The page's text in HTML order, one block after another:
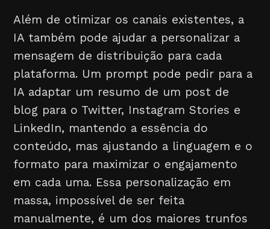
Além de otimizar os canais existentes, a
IA também pode ajudar a personalizar a
mensagem de distribuição para cada
plataforma. Um prompt pode pedir para a
IA adaptar um resumo de um post de
blog para o Twitter, Instagram Stories e
LinkedIn, mantendo a essência do
conteúdo, mas ajustando a linguagem e o
formato para maximizar o engajamento
em cada uma. Essa personalização em
massa, impossível de ser feita
manualmente, é um dos maiores trunfos